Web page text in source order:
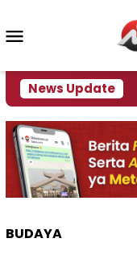
konten
News Update
Krisi Air
BUDAYA